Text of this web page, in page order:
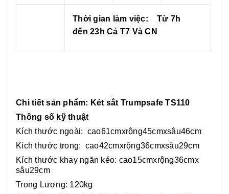
Thời gian làm việc:
Từ 7h
đến 23h Cả T7 Và CN
Chi tiết sản phẩm: Két sắt Trumpsafe TS110
Thông số kỹ thuật
Kích thước ngoài: cao61cmxrộng45cmxsâu46cm
Kích thước trong: cao42cmxrộng36cmxsâu29cm
Kích thước khay ngăn kéo: cao15cmxrộng36cmx
sâu29cm
Trọng Lượng: 120kg